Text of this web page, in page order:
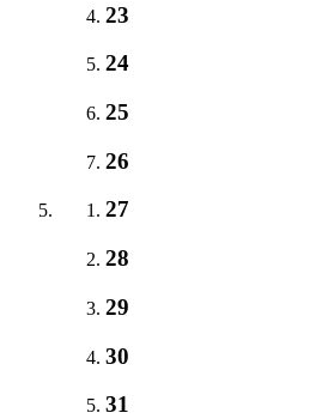
23
24
25
26
27
28
29
30
31